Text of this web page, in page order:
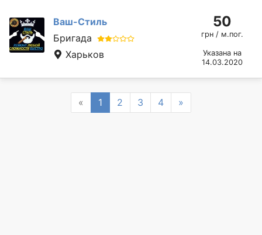
Ваш-Стиль
Бригада
Харьков
50
грн / м.пог.
Указана на
14.03.2020
« Previous
1 2 3 4 »